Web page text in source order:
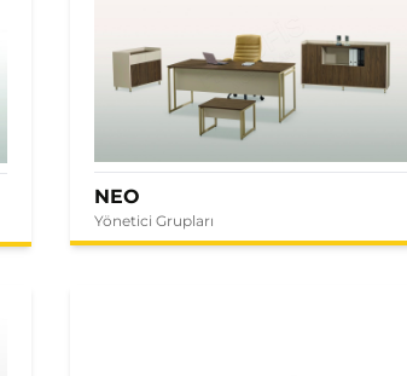
NEO
Yönetici Grupları